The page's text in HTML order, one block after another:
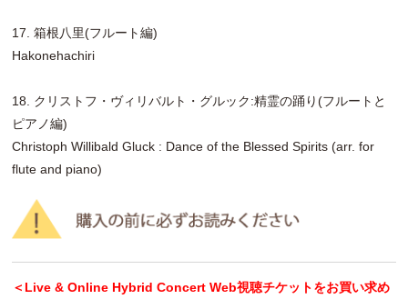
17. 箱根八里(フルート編)
Hakonehachiri
18. クリストフ・ヴィリバルト・グルック:精霊の踊り(フルートと
ピアノ編)
Christoph Willibald Gluck : Dance of the Blessed Spirits (arr. for
flute and piano)
＜Live & Online Hybrid Concert Web視聴チケットをお買い求め